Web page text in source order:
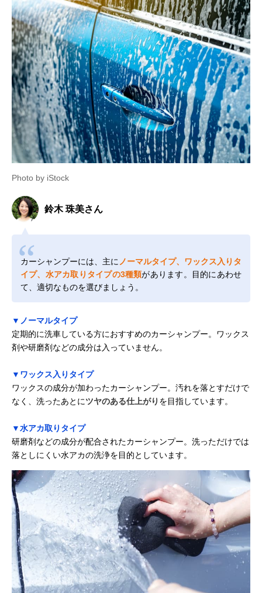
Photo by iStock
鈴木 珠美さん
カーシャンプーには、主に ノーマルタイプ、ワックス入りタ
イプ、水アカ取りタイプの3種類があります。目的にあわせ
て、適切なものを選びましょう。
▼ノーマルタイプ
定期的に洗車している方におすすめのカーシャンプー。ワックス
剤や研磨剤などの成分は入っていません。
▼ワックス入りタイプ
ワックスの成分が加わったカーシャンプー。汚れを落とすだけで
なく、洗ったあとにツヤのある仕上がり を目指しています。
▼水アカ取りタイプ
研磨剤などの成分が配合されたカーシャンプー。洗っただけでは
落としにくい水アカの洗浄を目的としています。